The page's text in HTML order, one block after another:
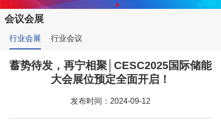
会议会展
行业会展 行业会议
蓄势待发，再宁相聚│CESC2025国际储能
大会展位预定全面开启！
发布时间：2024-09-12